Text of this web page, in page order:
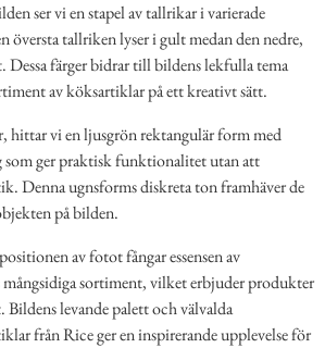
ser vi en stapel av tallrikar i varierade
översta tallriken lyser i gult medan den nedre,
färger bidrar till bildens lekfulla tema
av köksartiklar på ett kreativt sätt.
hittar vi en ljusgrön rektangulär form med
som ger praktisk funktionalitet utan att
Denna ugnsforms diskreta ton framhäver de
på bilden.
av fotot fångar essensen av
mångsidiga sortiment, vilket erbjuder produkter
levande palett och välvalda
från Rice ger en inspirerande upplevelse för